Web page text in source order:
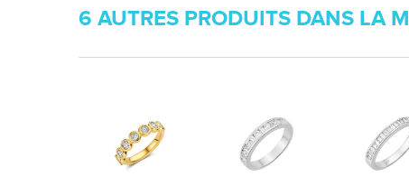
6 AUTRES PRODUITS DANS LA